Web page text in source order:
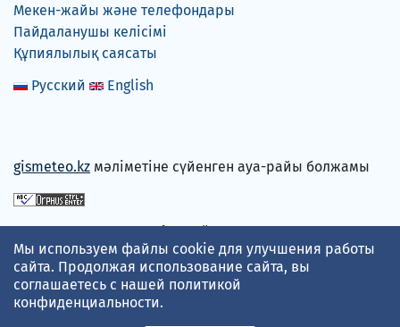
Мекен-жайы және телефондары
Пайдаланушы келісімі
Құпиялылық саясаты
Русский
English
gismeteo.kz мәліметіне сүйенген ауа-райы болжамы
Төлем карталарын қабылдаймыз
Мы используем файлы cookie для улучшения работы
сайта. Продолжая использование сайта, вы
соглашаетесь с нашей политикой
конфиденциальности.